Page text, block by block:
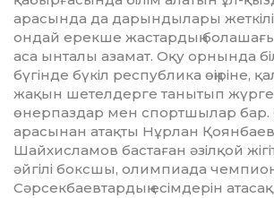
арасында да дарын­дылары
ондай ерекше жас­тардың
аса ын­талы азамат. Оқу орнында
бүгінде бүкіл республика өңіріне,
жақын шетелдерге танытып
өнерпаздар мен спорт­шылар бар.
арасынан атақты Нұрлан
Шайхисламов бастаған әзілқой
әй­гілі боксшы, олимпиада
Сәрсекбаевтардың есімдерін ата­сақ